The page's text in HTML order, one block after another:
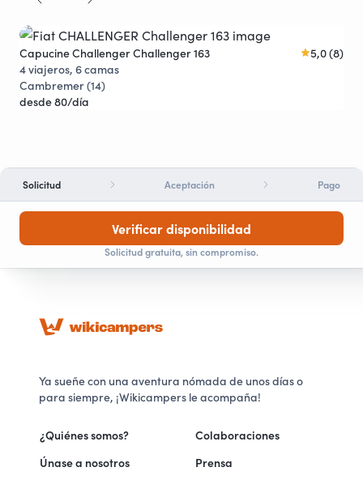
Descuentos
Capucine Challenger Challenger 163
5,0 (8)
4 viajeros, 6 camas
Cambremer (14)
desde 80/día
Solicitud Aceptación Pago
Verificar disponibilidad
Solicitud gratuita, sin compromiso.
Ya sueñe con una aventura nómada de unos días o
para siempre, ¡Wikicampers le acompaña!
¿Quiénes somos?
Únase a nosotros
Colaboraciones
Prensa